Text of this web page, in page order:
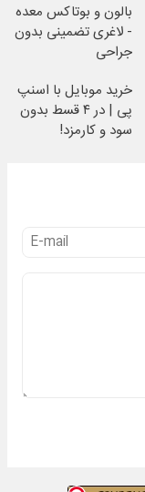
بالون و بوتاکس معده
- لاغری تضمینی بدون
جراحی
خرید موبایل با اسنپ
پی | در ۴ قسط بدون
سود و کارمزد!